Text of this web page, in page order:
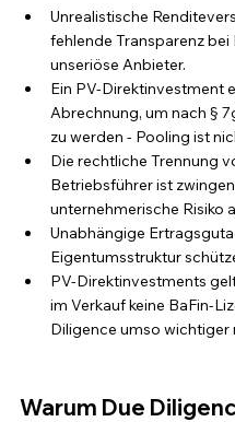
Unrealistische
fehlende Transparenz
unseriöse Anbieter.
Ein PV-Direktinvestment
Abrechnung, um nach §
zu werden - Pooling ist
Die rechtliche Trennung
Betriebsführer ist
unternehmerische Risiko
Unabhängige
Eigentumsstruktur
PV-Direktinvestments
im Verkauf keine BaFin-
Diligence umso wichtiger
Warum Due